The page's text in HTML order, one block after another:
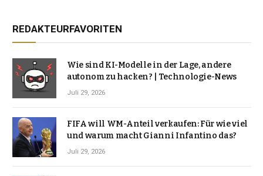
REDAKTEURFAVORITEN
Wie sind KI-Modelle in der Lage, andere
autonom zu hacken? | Technologie-News
Juli 29, 2026
FIFA will WM-Anteil verkaufen: Für wie viel
und warum macht Gianni Infantino das?
Juli 29, 2026